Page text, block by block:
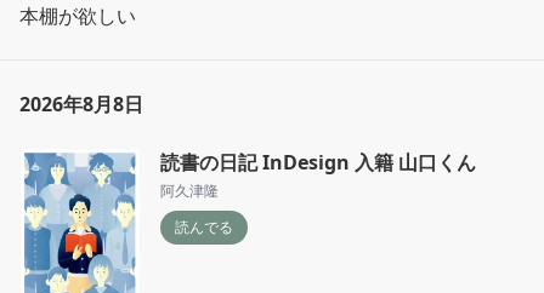
本棚が欲しい
2026年8月8日
読書の日記 InDesign 入籍 山口くん
阿久津隆
読んでる